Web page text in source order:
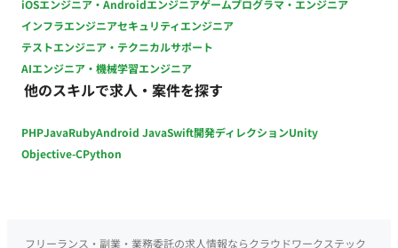
iOSエンジニア・Androidエンジニアゲームプログラマ・エンジニア
インフラエンジニアセキュリティエンジニア
テストエンジニア・テクニカルサポート
AIエンジニア・機械学習エンジニア
他のスキルで求人・案件を探す
PHPJavaRubyAndroid JavaSwift開発ディレクションUnity
Objective-CPython
フリーランス・副業・業務委託の求人情報ならクラウドワークステック